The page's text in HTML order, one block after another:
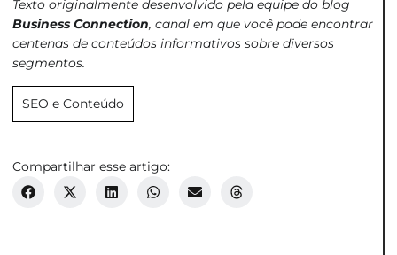
Texto originalmente desenvolvido pela equipe do blog
Business Connection, canal em que você pode encontrar
centenas de conteúdos informativos sobre diversos
segmentos.
SEO e Conteúdo
Compartilhar esse artigo: